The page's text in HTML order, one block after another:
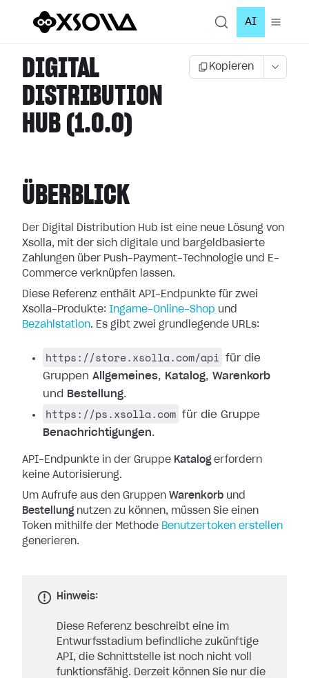
AI
DIGITAL
DISTRIBUTION
HUB (1.0.0)
Kopieren
ÜBERBLICK
Der Digital Distribution Hub ist eine neue Lösung von
Xsolla, mit der sich digitale und bargeldbasierte
Zahlungen über Push-Payment-Technologie und E-
Commerce verknüpfen lassen.
Diese Referenz enthält API-Endpunkte für zwei
Xsolla-Produkte: Ingame-Online-Shop und
Bezahlstation. Es gibt zwei grundlegende URLs:
https://store.xsolla.com/api
für die
Gruppen Allgemeines, Katalog, Warenkorb
und
Bestellung.
https://ps.xsolla.com für die Gruppe
Benachrichtigungen.
API-Endpunkte in der Gruppe Katalog erfordern
keine Autorisierung.
Um Aufrufe aus den Gruppen Warenkorb und
Bestellung nutzen zu können, müssen Sie einen
Token mithilfe der Methode Benutzertoken erstellen
generieren.
Hinweis:
Diese Referenz beschreibt eine im
Entwurfsstadium befindliche zukünftige
API, die Schnittstelle ist noch nicht voll
funktionsfähig. Derzeit können Sie nur die